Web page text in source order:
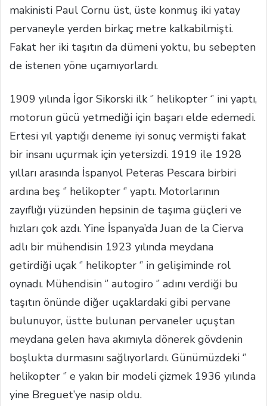
makinisti Paul Cornu üst, üste konmuş iki yatay
pervaneyle yerden birkaç metre kalkabilmişti.
Fakat her iki taşıtın da dümeni yoktu, bu sebepten
de istenen yöne uçamıyorlardı.
1909 yılında İgor Sikorski ilk ‘’ helikopter ‘’ ini yaptı,
motorun gücü yetmediği için başarı elde edemedi.
Ertesi yıl yaptığı deneme iyi sonuç vermişti fakat
bir insanı uçurmak için yetersizdi. 1919 ile 1928
yılları arasında İspanyol Peteras Pescara birbiri
ardına beş ‘’ helikopter ‘’ yaptı. Motorlarının
zayıflığı yüzünden hepsinin de taşıma güçleri ve
hızları çok azdı. Yine İspanya’da Juan de la Cierva
adlı bir mühendisin 1923 yılında meydana
getirdiği uçak ‘’ helikopter ‘’ in gelişiminde rol
oynadı. Mühendisin ‘’ autogiro ‘’ adını verdiği bu
taşıtın önünde diğer uçaklardaki gibi pervane
bulunuyor, üstte bulunan pervaneler uçuştan
meydana gelen hava akımıyla dönerek gövdenin
boşlukta durmasını sağlıyorlardı. Günümüzdeki ‘’
helikopter ‘’ e yakın bir modeli çizmek 1936 yılında
yine Breguet’ye nasip oldu.